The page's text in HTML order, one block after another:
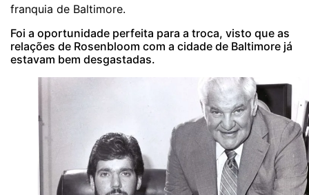
franquia de Baltimore.
Foi a oportunidade perfeita para a troca, visto que as
relações de Rosenbloom com a cidade de Baltimore já
estavam bem desgastadas.